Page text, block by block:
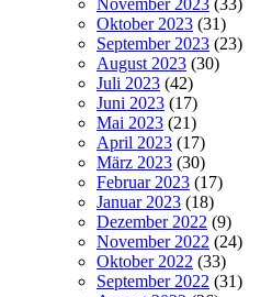
November 2023 (33)
Oktober 2023 (31)
September 2023 (23)
August 2023 (30)
Juli 2023 (42)
Juni 2023 (17)
Mai 2023 (21)
April 2023 (17)
März 2023 (30)
Februar 2023 (17)
Januar 2023 (18)
Dezember 2022 (9)
November 2022 (24)
Oktober 2022 (33)
September 2022 (31)